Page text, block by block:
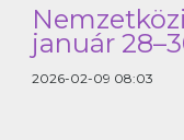
PHILTHER
január
2026-02-09 08:03